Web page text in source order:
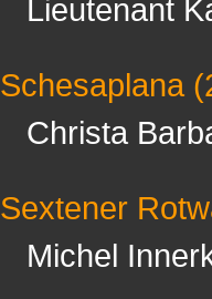
Lieutenant
Schesaplana
Christa
Sextener
Michel